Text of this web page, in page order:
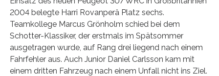
2004 belegte Harri Rovanperä Platz sechs.
Teamkollege Marcus Grönholm schied bei dem
Schotter-Klassiker, der erstmals im Spätsommer
ausgetragen wurde, auf Rang drei liegend nach einem
Fahrfehler aus. Auch Junior Daniel Carlsson kam mit
einem dritten Fahrzeug nach einem Unfall nicht ins Ziel.